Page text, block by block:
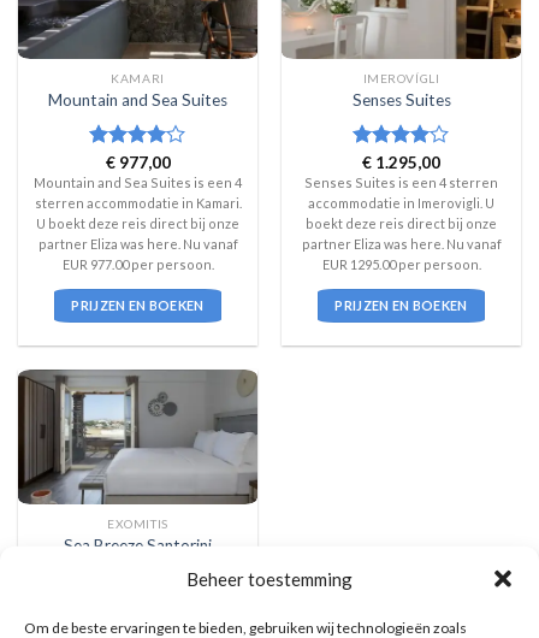
Beheer toestemming
Om de beste ervaringen te bieden, gebruiken wij technologieën zoals
KAMARI
Mountain and Sea Suites
Waardering
4uit 5
€977,00
Mountain and Sea Suites is een 4
sterren accommodatie in Kamari.
U boekt deze reis direct bij onze
partner Eliza was here. Nu vanaf
EUR 977.00 per persoon.
PRIJZEN EN BOEKEN
IMEROVÍGLI
Senses Suites
Waardering
4uit 5
€ 1.295,00
Senses Suites is een 4 sterren
accommodatie in Imerovigli. U
boekt deze reis direct bij onze
partner Eliza was here. Nu vanaf
EUR 1295.00 per persoon.
PRIJZEN EN BOEKEN
EXOMITIS
Sea Breeze Santorini
5uit 5
Sea Breeze Santorini is een 5